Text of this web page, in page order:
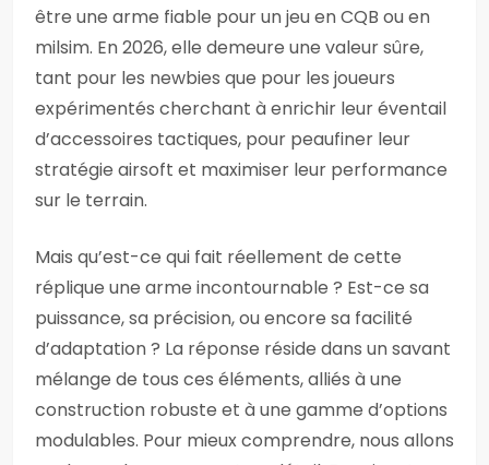
être une arme fiable pour un jeu en CQB ou en
milsim. En 2026, elle demeure une valeur sûre,
tant pour les newbies que pour les joueurs
expérimentés cherchant à enrichir leur éventail
d’accessoires tactiques, pour peaufiner leur
stratégie airsoft et maximiser leur performance
sur le terrain.
Mais qu’est-ce qui fait réellement de cette
réplique une arme incontournable ? Est-ce sa
puissance, sa précision, ou encore sa facilité
d’adaptation ? La réponse réside dans un savant
mélange de tous ces éléments, alliés à une
construction robuste et à une gamme d’options
modulables. Pour mieux comprendre, nous allons